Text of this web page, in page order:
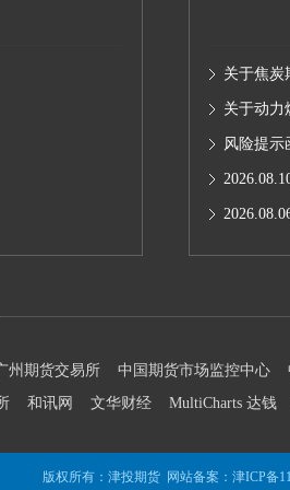
关于焦炭
关于动力
风险提示
州期货交易所 中国期货市场监控中心
和讯网 文华财经 MultiCharts 达钱
版权所有：津投期货 网站备案： 津ICP备